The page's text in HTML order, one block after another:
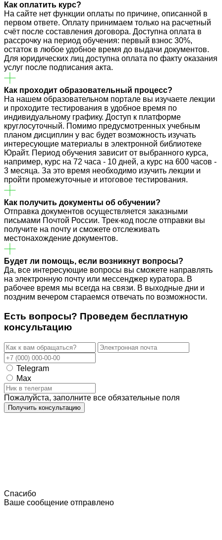
Как оплатить курс?
На сайте нет функции оплаты по причине, описанной в
первом ответе. Оплату принимаем только на расчетный
счёт после составления договора. Доступна оплата в
рассрочку на период обучения: первый взнос 30%,
остаток в любое удобное время до выдачи документов.
Для юридических лиц доступна оплата по факту оказания
услуг после подписания акта.
Как проходит образовательный процесс?
На нашем образовательном портале вы изучаете лекции
и проходите тестирования в удобное время по
индивидуальному графику. Доступ к платформе
круглосуточный. Помимо предусмотренных учебным
планом дисциплин у вас будет возможность изучать
интересующие материалы в электронной библиотеке
Юрайт. Период обучения зависит от выбранного курса,
например, курс на 72 часа - 10 дней, а курс на 600 часов -
3 месяца. За это время необходимо изучить лекции и
пройти промежуточные и итоговое тестирования.
Как получить документы об обучении?
Отправка документов осуществляется заказными
письмами Почтой России. Трек-код после отправки вы
получите на почту и сможете отслеживать
местонахождение документов.
Будет ли помощь, если возникнут вопросы?
Да, все интересующие вопросы вы сможете направлять
на электронную почту или мессенджер куратора. В
рабочее время мы всегда на связи. В выходные дни и
поздним вечером стараемся отвечать по возможности.
Есть вопросы? Проведем бесплатную
консультацию
Telegram
Max
Пожалуйста, заполните все обязательные поля
Получить консультацию
Спасибо
Ваше сообщение отправлено